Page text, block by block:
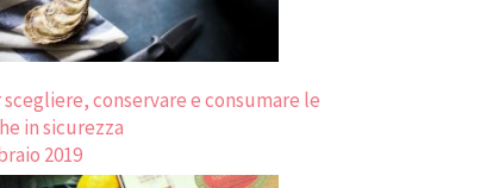
scegliere, conservare e consumare le
in sicurezza
2019